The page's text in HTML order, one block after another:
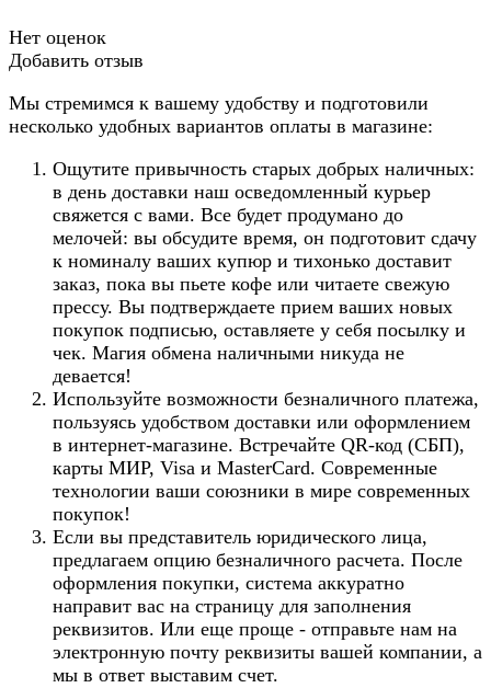
Нет оценок
Добавить отзыв
Мы стремимся к вашему удобству и подготовили
несколько удобных вариантов оплаты в магазине:
Ощутите привычность старых добрых наличных:
в день доставки наш осведомленный курьер
свяжется с вами. Все будет продумано до
мелочей: вы обсудите время, он подготовит сдачу
к номиналу ваших купюр и тихонько доставит
заказ, пока вы пьете кофе или читаете свежую
прессу. Вы подтверждаете прием ваших новых
покупок подписью, оставляете у себя посылку и
чек. Магия обмена наличными никуда не
девается!
Используйте возможности безналичного платежа,
пользуясь удобством доставки или оформлением
в интернет-магазине. Встречайте QR-код (СБП),
карты МИР, Visa и MasterCard. Современные
технологии ваши союзники в мире современных
покупок!
Если вы представитель юридического лица,
предлагаем опцию безналичного расчета. После
оформления покупки, система аккуратно
направит вас на страницу для заполнения
реквизитов. Или еще проще - отправьте нам на
электронную почту реквизиты вашей компании, а
мы в ответ выставим счет.